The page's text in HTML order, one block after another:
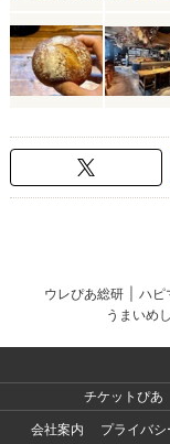
ウレぴあ総研 ハピ
うまいめし
チケットぴあ
会社案内
プライバ